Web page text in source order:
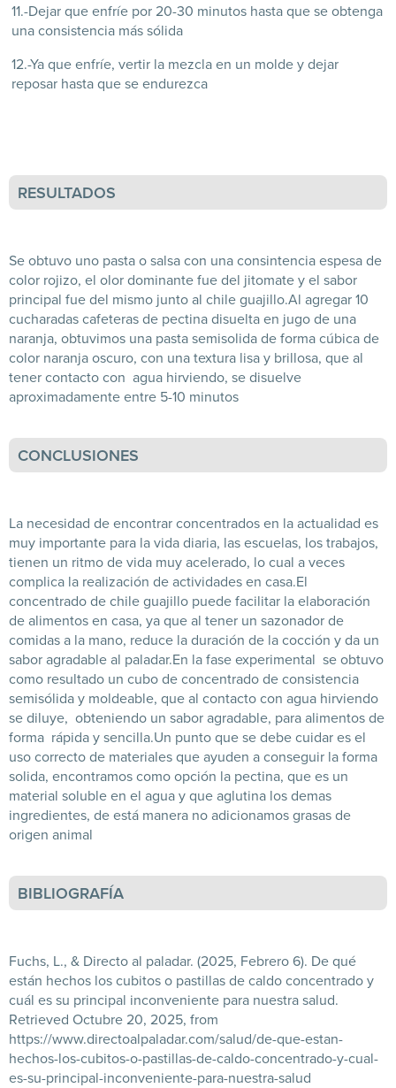
11.-Dejar que enfríe por 20-30 minutos hasta que se obtenga
una consistencia más sólida
12.-Ya que enfríe, vertir la mezcla en un molde y dejar
reposar hasta que se endurezca
RESULTADOS
Se obtuvo uno pasta o salsa con una consintencia espesa de
color rojizo, el olor dominante fue del jitomate y el sabor
principal fue del mismo junto al chile guajillo.Al agregar 10
cucharadas cafeteras de pectina disuelta en jugo de una
naranja, obtuvimos una pasta semisolida de forma cúbica de
color naranja oscuro, con una textura lisa y brillosa, que al
tener contacto con agua hirviendo, se disuelve
aproximadamente entre 5-10 minutos
CONCLUSIONES
La necesidad de encontrar concentrados en la actualidad es
muy importante para la vida diaria, las escuelas, los trabajos,
tienen un ritmo de vida muy acelerado, lo cual a veces
complica la realización de actividades en casa.El
concentrado de chile guajillo puede facilitar la elaboración
de alimentos en casa, ya que al tener un sazonador de
comidas a la mano, reduce la duración de la cocción y da un
sabor agradable al paladar.En la fase experimental se obtuvo
como resultado un cubo de concentrado de consistencia
semisólida y moldeable, que al contacto con agua hirviendo
se diluye, obteniendo un sabor agradable, para alimentos de
forma rápida y sencilla.Un punto que se debe cuidar es el
uso correcto de materiales que ayuden a conseguir la forma
solida, encontramos como opción la pectina, que es un
material soluble en el agua y que aglutina los demas
ingredientes, de está manera no adicionamos grasas de
origen animal
BIBLIOGRAFÍA
Fuchs, L., & Directo al paladar. (2025, Febrero 6). De qué
están hechos los cubitos o pastillas de caldo concentrado y
cuál es su principal inconveniente para nuestra salud.
Retrieved Octubre 20, 2025, from
https://www.directoalpaladar.com/salud/de-que-estan-
hechos-los-cubitos-o-pastillas-de-caldo-concentrado-y-cual-
es-su-principal-inconveniente-para-nuestra-salud